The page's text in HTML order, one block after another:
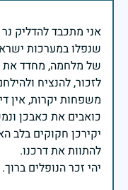
אני מתכבד להדליק נר
שנפלו במערכות
של מלחמה, מחדד את
משפחות יקרות, אין
כואבים את כאבכן
יקירכן חקוקים בלב
יהי זכר הנופלים ברוך.